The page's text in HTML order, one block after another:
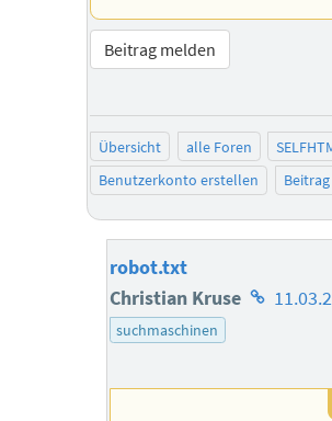
Beitrag melden
Übersicht alle Foren
Benutzerkonto erstellen
robot.txt
Christian Kruse
suchmaschinen